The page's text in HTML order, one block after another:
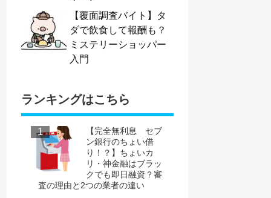
【覆面調査バイト】タ
ダで飲食して報酬も？
ミステリーショッパー
入門
ランキングはこちら
【完全無利息 セブ
ン銀行のちょい借
り！？】ちょいカ
リ・神金融はブラッ
クでも即日融資？審
査の理由と2つの業者の違い